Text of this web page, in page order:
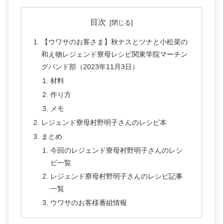
目次
【ウワサのお客さま】秋ナスとツナと小松菜の
和え物レジェンド寮母レシピ関東学院マーチン
グバンド部（2023年11月3日）
材料
作り方
メモ
レジェンド寮母村野明子さんのレシピ本
まとめ
今回のレジェンド寮母村野明子さんのレシ
ピ一覧
レジェンド寮母村野明子さんのレシピ記事
一覧
ウワサのお客様番組情報